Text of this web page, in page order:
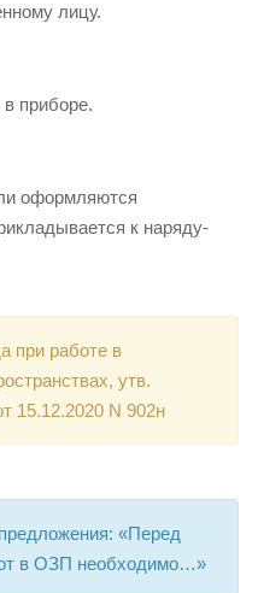
лицу.
приборе.
оформляются
к наряду-
при работе в
утв.
15.12.2020 N 902н
«Перед
в ОЗП необходимо…»